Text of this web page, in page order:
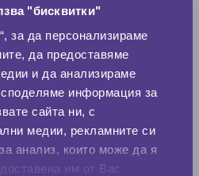
"бисквитки"
за да персонализираме
да предоставяме
и да анализираме
информация за
сайта ни, с
медии, рекламните си
анализ, които може да я
им от Вас
размер